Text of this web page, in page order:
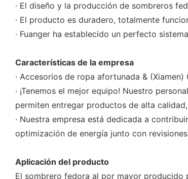
· El diseño y la producción de sombreros
· El producto es duradero, totalmente
· Fuanger ha establecido un perfecto
Características de la empresa
· Accesorios de ropa afortunada &
· ¡Tenemos el mejor equipo! Nuestro
permiten entregar productos de alta
· Nuestra empresa está dedicada a
optimización de energía junto con
Aplicación del producto
El sombrero fedora al por mayor producido